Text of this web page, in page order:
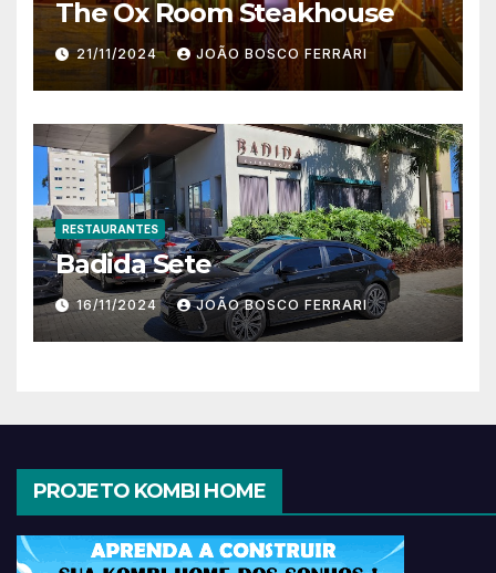
The Ox Room Steakhouse
21/11/2024 JOÃO BOSCO FERRARI
RESTAURANTES
Badida Sete
16/11/2024 JOÃO BOSCO FERRARI
PROJETO KOMBI HOME